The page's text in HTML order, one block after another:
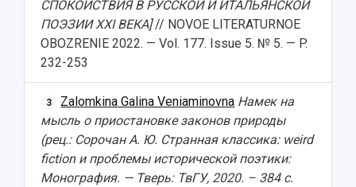
СПОКОЙСТВИЯ В РУССКОЙ И ИТАЛЬЯНСКОЙ
ПОЭЗИИ XXI ВЕКА]// NOVOE LITERATURNOE
OBOZRENIE 2022. — Vol. 177. Issue 5. № 5. — P.
232-253
3 Zalomkina Galina Veniaminovna Намек на
мысль о приостановке законов природы
(рец.: Сорочан А. Ю. Странная классика: weird
fiction и проблемы исторической поэтики:
Монография. — Тверь: ТвГУ, 2020. – 384 с.